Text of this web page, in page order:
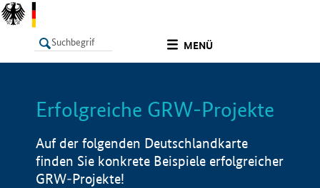
MENÜ
LISTE Info
Erfolgreiche GRW-Projekte
Auf der folgenden Deutschlandkarte
finden Sie konkrete Beispiele erfolgreicher
GRW-Projekte!